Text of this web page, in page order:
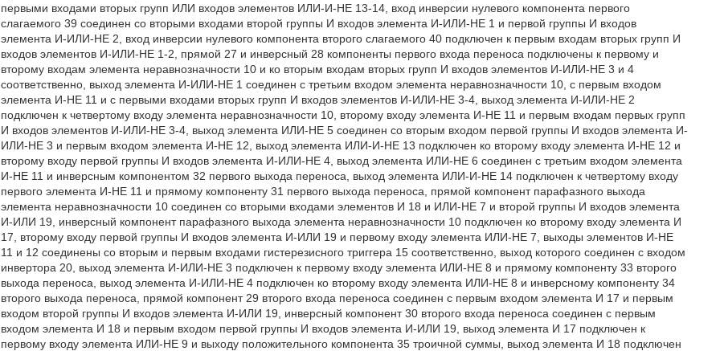
первыми входами вторых групп ИЛИ входов элементов ИЛИ-И-НЕ 13-14, вход инверсии нулевого компонента первого
слагаемого 39 соединен со вторыми входами второй группы И входов элемента И-ИЛИ-НЕ 1 и первой группы И входов
элемента И-ИЛИ-НЕ 2, вход инверсии нулевого компонента второго слагаемого 40 подключен к первым входам вторых групп И
входов элементов И-ИЛИ-НЕ 1-2, прямой 27 и инверсный 28 компоненты первого входа переноса подключены к первому и
второму входам элемента неравнозначности 10 и ко вторым входам вторых групп И входов элементов И-ИЛИ-НЕ 3 и 4
соответственно, выход элемента И-ИЛИ-НЕ 1 соединен с третьим входом элемента неравнозначности 10, с первым входом
элемента И-НЕ 11 и с первыми входами вторых групп И входов элементов И-ИЛИ-НЕ 3-4, выход элемента И-ИЛИ-НЕ 2
подключен к четвертому входу элемента неравнозначности 10, второму входу элемента И-НЕ 11 и первым входам первых групп
И входов элементов И-ИЛИ-НЕ 3-4, выход элемента ИЛИ-НЕ 5 соединен со вторым входом первой группы И входов элемента И-
ИЛИ-НЕ 3 и первым входом элемента И-НЕ 12, выход элемента ИЛИ-И-НЕ 13 подключен ко второму входу элемента И-НЕ 12 и
второму входу первой группы И входов элемента И-ИЛИ-НЕ 4, выход элемента ИЛИ-НЕ 6 соединен с третьим входом элемента
И-НЕ 11 и инверсным компонентом 32 первого выхода переноса, выход элемента ИЛИ-И-НЕ 14 подключен к четвертому входу
первого элемента И-НЕ 11 и прямому компоненту 31 первого выхода переноса, прямой компонент парафазного выхода
элемента неравнозначности 10 соединен со вторыми входами элементов И 18 и ИЛИ-НЕ 7 и второй группы И входов элемента
И-ИЛИ 19, инверсный компонент парафазного выхода элемента неравнозначности 10 подключен ко второму входу элемента И
17, второму входу первой группы И входов элемента И-ИЛИ 19 и первому входу элемента ИЛИ-НЕ 7, выходы элементов И-НЕ
11 и 12 соединены со вторым и первым входами гистерезисного триггера 15 соответственно, выход которого соединен с входом
инвертора 20, выход элемента И-ИЛИ-НЕ 3 подключен к первому входу элемента ИЛИ-НЕ 8 и прямому компоненту 33 второго
выхода переноса, выход элемента И-ИЛИ-НЕ 4 подключен ко второму входу элемента ИЛИ-НЕ 8 и инверсному компоненту 34
второго выхода переноса, прямой компонент 29 второго входа переноса соединен с первым входом элемента И 17 и первым
входом второй группы И входов элемента И-ИЛИ 19, инверсный компонент 30 второго входа переноса соединен с первым
входом элемента И 18 и первым входом первой группы И входов элемента И-ИЛИ 19, выход элемента И 17 подключен к
первому входу элемента ИЛИ-НЕ 9 и выходу положительного компонента 35 троичной суммы, выход элемента И 18 подключен